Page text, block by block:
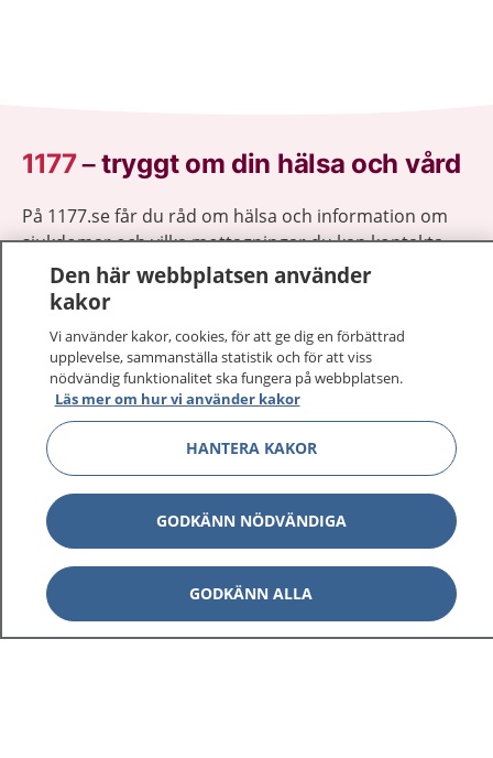
1177–tryggt om din hälsa och vård
På 1177.se får du råd om hälsa och information om
sjukdomar och vilka mottagningar du kan kontakta.
Logga in för att läsa din journal och göra dina
vårdärenden. Ring telefonnummer 1177 för
1177 ger dig råd när du vill må bättre.
1177 på flera språk
Om 1177 Visa
Kontakt Visa
Den här webbplatsen använder
kakor
Vi använder kakor, cookies, för att ge dig en förbättrad
upplevelse, sammanställa statistik och för att viss
nödvändig funktionalitet ska fungera på webbplatsen.
Läs mer om hur vi använder kakor
HANTERA KAKOR
GODKÄNN NÖDVÄNDIGA
GODKÄNN ALLA